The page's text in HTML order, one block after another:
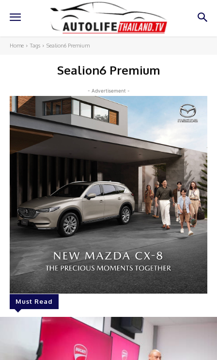
Home Tags Sealion6 Premium
Sealion6 Premium
- Advertisement -
Must Read